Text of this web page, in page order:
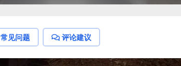
常见问题 评论建议